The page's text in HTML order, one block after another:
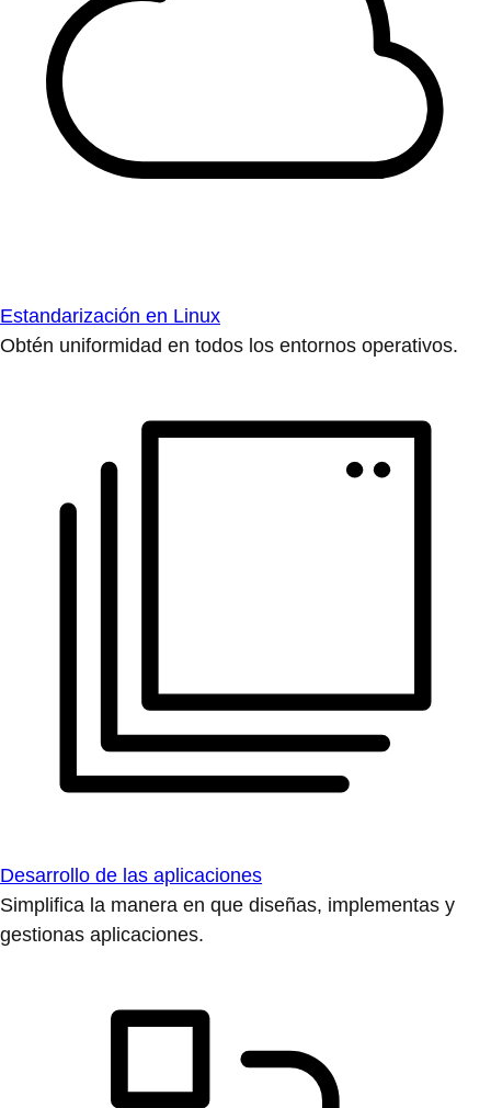
Estandarización en Linux
Obtén uniformidad en todos los entornos operativos.
Desarrollo de las aplicaciones
Simplifica la manera en que diseñas, implementas y
gestionas aplicaciones.